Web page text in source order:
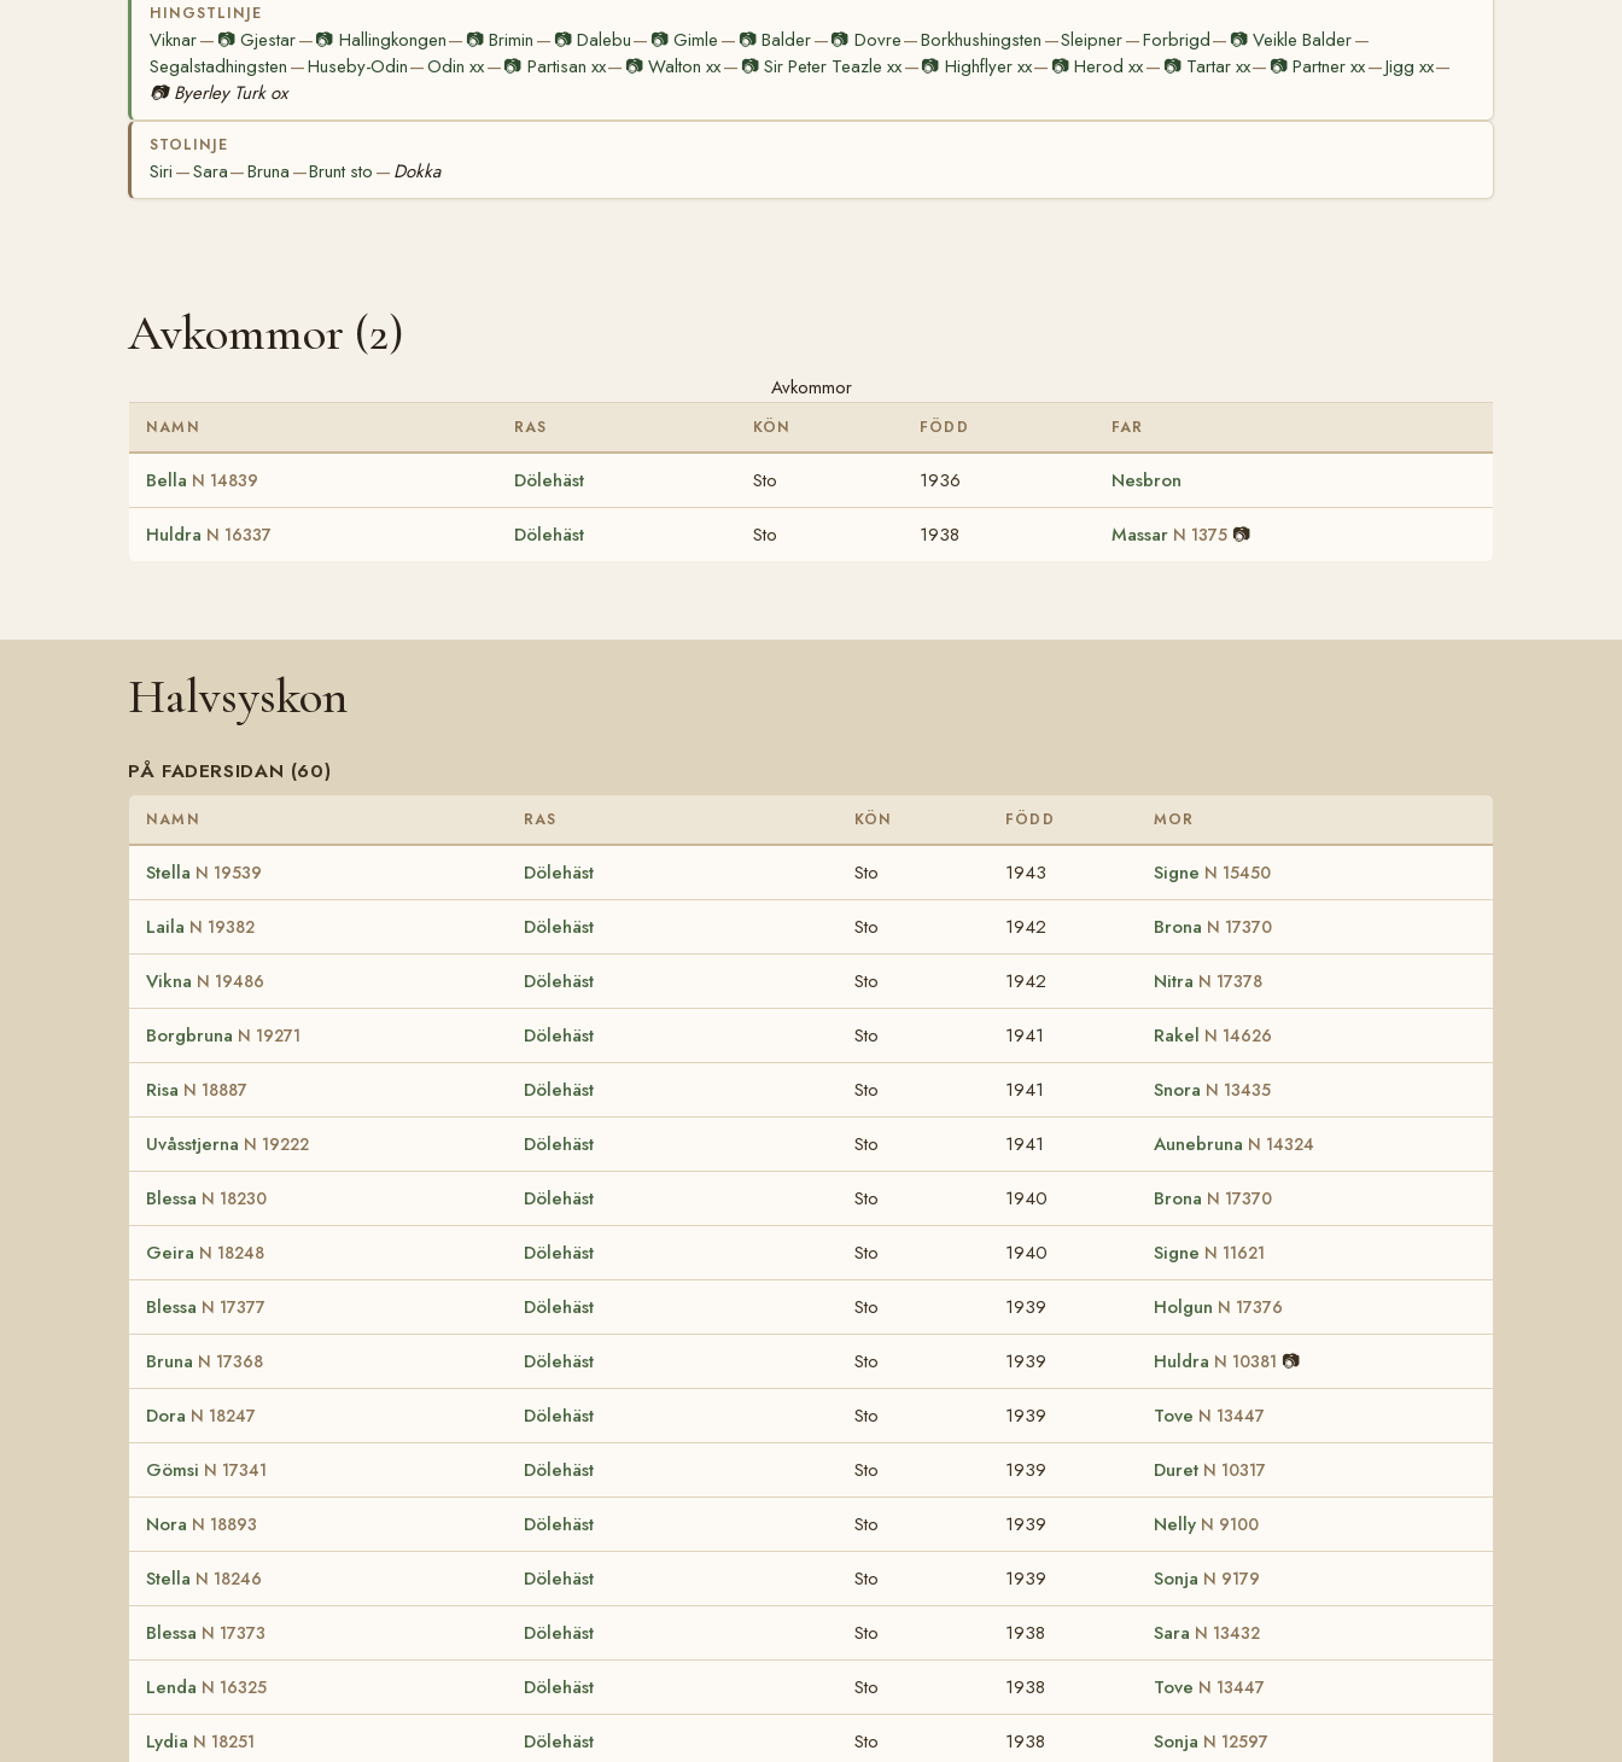
HINGSTLINJE
Viknar— 📷Gjestar—📷 Hallingkongen— 📷Brimin — 📷 Dalebu— 📷 Gimle — 📷Balder—📷 Dovre—Borkhushingsten —Sleipner—Forbrigd— 📷 Veikle Balder—
Segalstadhingsten —Huseby-Odin—Odin xx—📷 Partisan xx— 📷Walton xx— 📷Sir Peter Teazle xx—📷 Highflyer xx— 📷Herod xx— 📷 Tartar xx— 📷 Partner xx—Jigg xx—
📷 Byerley Turk ox
STOLINJE
Siri —Sara—Bruna —Brunt sto — Dokka
Avkommor (2)
Avkommor
NAMN RAS KÖN FÖDD FAR
Bella N 14839 Dölehäst Sto 1936 Nesbron
Huldra N 16337 Dölehäst Sto 1938 Massar N 1375 📷
Halvsyskon
PÅ FADERSIDAN (60)
NAMN RAS KÖN FÖDD MOR
Stella N 19539 Dölehäst Sto 1943 Signe N 15450
Laila N 19382 Dölehäst Sto 1942 Brona N 17370
Vikna N 19486 Dölehäst Sto 1942 Nitra N 17378
Borgbruna N 19271 Dölehäst Sto 1941 Rakel N 14626
Risa N 18887 Dölehäst Sto 1941 Snora N 13435
Uvåsstjerna N 19222 Dölehäst Sto 1941 Aunebruna N 14324
Blessa N 18230 Dölehäst Sto 1940 Brona N 17370
Geira N 18248 Dölehäst Sto 1940 Signe N 11621
Blessa N 17377 Dölehäst Sto 1939 Holgun N 17376
Bruna N 17368 Dölehäst Sto 1939 Huldra N 10381 📷
Dora N 18247 Dölehäst Sto 1939 Tove N 13447
Gömsi N 17341 Dölehäst Sto 1939 Duret N 10317
Nora N 18893 Dölehäst Sto 1939 Nelly N 9100
Stella N 18246 Dölehäst Sto 1939 Sonja N 9179
Blessa N 17373 Dölehäst Sto 1938 Sara N 13432
Lenda N 16325 Dölehäst Sto 1938 Tove N 13447
Lydia N 18251 Dölehäst Sto 1938 Sonja N 12597